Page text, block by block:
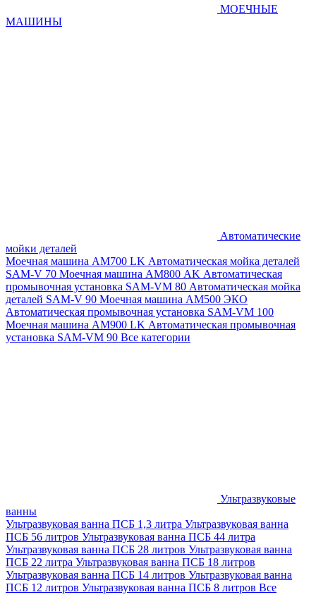
МОЕЧНЫЕ
МАШИНЫ
Автоматические
мойки деталей
Моечная машина AM700 LK Автоматическая мойка деталей
SAM-V 70 Моечная машина АМ800 AK Автоматическая
промывочная установка SAM-VM 80 Автоматическая мойка
деталей SAM-V 90 Моечная машина АМ500 ЭКО
Автоматическая промывочная установка SAM-VM 100
Моечная машина AM900 LK Автоматическая промывочная
установка SAM-VM 90 Все категории
Ультразвуковые
ванны
Ультразвуковая ванна ПСБ 1,3 литра Ультразвуковая ванна
ПСБ 56 литров Ультразвуковая ванна ПСБ 44 литра
Ультразвуковая ванна ПСБ 28 литров Ультразвуковая ванна
ПСБ 22 литра Ультразвуковая ванна ПСБ 18 литров
Ультразвуковая ванна ПСБ 14 литров Ультразвуковая ванна
ПСБ 12 литров Ультразвуковая ванна ПСБ 8 литров Все